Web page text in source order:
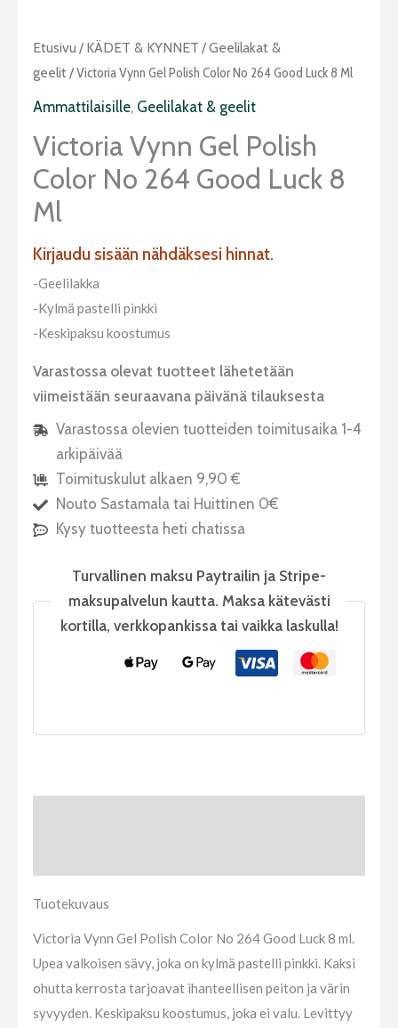
Etusivu / KÄDET & KYNNET /Geelilakat &
geelit/ Victoria Vynn Gel Polish Color No 264 Good Luck 8 Ml
Ammattilaisille, Geelilakat & geelit
Victoria Vynn Gel Polish
Color No 264 Good Luck 8
Ml
Kirjaudu sisään nähdäksesi hinnat.
-Geelilakka
-Kylmä pastelli pinkki
-Keskipaksu koostumus
Varastossa olevat tuotteet lähetetään
viimeistään seuraavana päivänä tilauksesta
Varastossa olevien tuotteiden toimitusaika 1-4
arkipäivää
Toimituskulut alkaen 9,90 €
Nouto Sastamala tai Huittinen 0€
Kysy tuotteesta heti chatissa
Turvallinen maksu Paytrailin ja Stripe-
maksupalvelun kautta. Maksa kätevästi
kortilla, verkkopankissa tai vaikka laskulla!
Tuotekuvaus
Victoria Vynn Gel Polish Color No 264 Good Luck 8 ml.
Upea valkoisen sävy, joka on kylmä pastelli pinkki. Kaksi
ohutta kerrosta tarjoavat ihanteellisen peiton ja värin
syvyyden. Keskipaksu koostumus, joka ei valu. Levittyy